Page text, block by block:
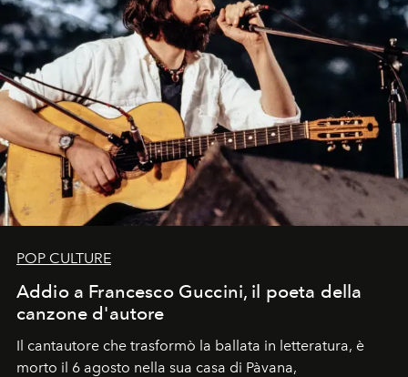
POP CULTURE
Addio a Francesco Guccini, il poeta della
canzone d'autore
Il cantautore che trasformò la ballata in letteratura, è
morto il 6 agosto nella sua casa di Pàvana,